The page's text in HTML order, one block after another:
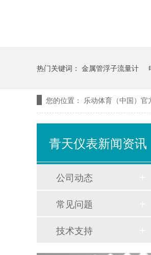
热门关键词： 金属管浮子流量计
您的位置： 乐动体育（中国）官
青天仪表新闻资讯
公司动态
常见问题
技术支持